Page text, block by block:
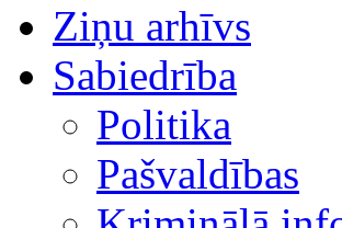
Ziņu arhīvs
Sabiedrība
Politika
Pašvaldības